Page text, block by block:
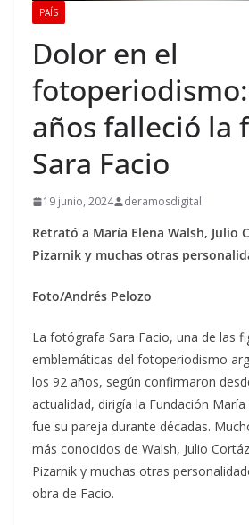
PAÍS
Dolor en el
años falleció la
Sara Facio
19 junio, 2024 deramosdigital
Retrató a María Elena Walsh, Julio
Pizarnik y muchas otras
Foto/Andrés Pelozo
La fotógrafa Sara Facio, una de las
emblemáticas del fotoperiodismo
los 92 años, según confirmaron
actualidad, dirigía la Fundación María
fue su pareja durante décadas.
más conocidos de Walsh, Julio
Pizarnik y muchas otras
obra de Facio.